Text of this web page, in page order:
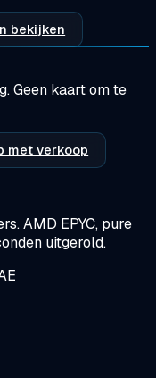
bekijken
Geen kaart om te
met verkoop
AMD EPYC, pure
uitgerold.